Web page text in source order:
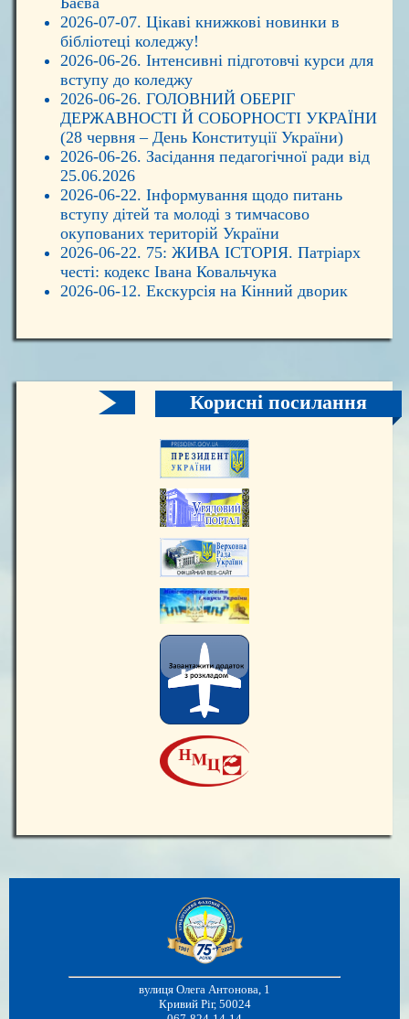
2026-07-07. Цікаві книжкові новинки в
бібліотеці коледжу!
2026-06-26. Інтенсивні підготовчі курси для
вступу до коледжу
2026-06-26. ГОЛОВНИЙ ОБЕРІГ
ДЕРЖАВНОСТІ Й СОБОРНОСТІ УКРАЇНИ
(28 червня – День Конституції України)
2026-06-26. Засідання педагогічної ради від
25.06.2026
2026-06-22. Інформування щодо питань
вступу дітей та молоді з тимчасово
окупованих територій України
2026-06-22. 75: ЖИВА ІСТОРІЯ. Патріарх
честі: кодекс Івана Ковальчука
2026-06-12. Екскурсія на Кінний дворик
Корисні посилання
вулиця Олега Антонова, 1
Кривий Ріг, 50024